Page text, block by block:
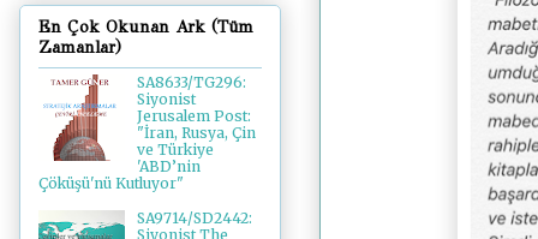
En Çok Okunan Ark (Tüm
Zamanlar)
SA8633/TG296:
Siyonist
Jerusalem Post:
"İran, Rusya, Çin
ve Türkiye
'ABD’nin
Çöküşü'nü Kutluyor"
SA9714/SD2442:
Siyonist The